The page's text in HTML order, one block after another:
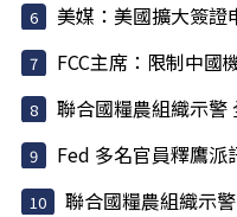
美媒：美國擴大簽
FCC主席：限制中
聯合國糧農組織示警
Fed 多名官員釋鷹派
聯合國糧農組織示